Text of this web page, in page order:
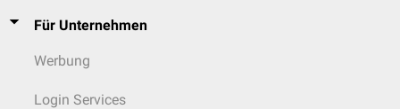
Für Unternehmen
Werbung
Login Services